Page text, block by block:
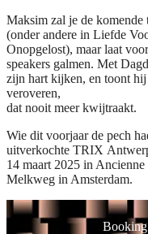
Maksim zal je de
(onder andere in Liefde
Onopgelost), maar laat
speakers galmen. Met
zijn hart kijken, en toont
veroveren,
dat nooit meer kwijtraakt.
Wie dit voorjaar de pech
uitverkochte TRIX
14 maart 2025 in
Melkweg in Amsterdam.